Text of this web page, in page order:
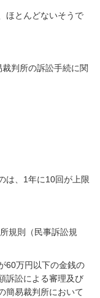
ほとんどないそうで
判所の訴訟手続に関
は、1年に10回が上限
規則（民事訴訟規
60万円以下の金銭の
訴訟による審理及び
簡易裁判所において